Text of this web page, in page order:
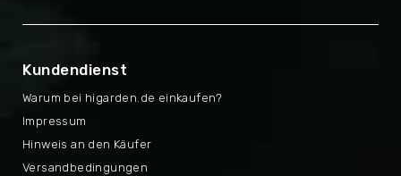
Kundendienst
Warum bei higarden.de einkaufen?
Impressum
Hinweis an den Käufer
Versandbedingungen